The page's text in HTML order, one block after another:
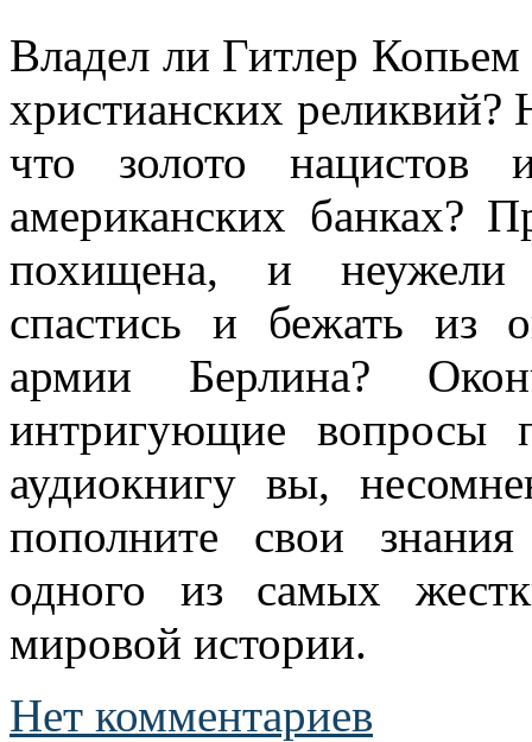
Владел ли Гитлер
христианских реликвий?
что золото
американских банках?
похищена, и неужели
спастись и бежать из
армии Берлина?
интригующие вопросы
аудиокнигу вы,
пополните свои
одного из самых
мировой истории.
Нет комментариев